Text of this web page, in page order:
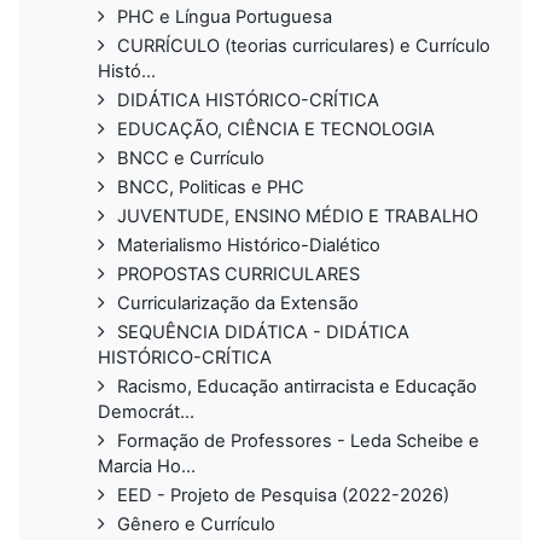
PHC e Língua Portuguesa
CURRÍCULO (teorias curriculares) e Currículo
Histó...
DIDÁTICA HISTÓRICO-CRÍTICA
EDUCAÇÃO, CIÊNCIA E TECNOLOGIA
BNCC e Currículo
BNCC, Politicas e PHC
JUVENTUDE, ENSINO MÉDIO E TRABALHO
Materialismo Histórico-Dialético
PROPOSTAS CURRICULARES
Curricularização da Extensão
SEQUÊNCIA DIDÁTICA - DIDÁTICA
HISTÓRICO-CRÍTICA
Racismo, Educação antirracista e Educação
Democrát...
Formação de Professores - Leda Scheibe e
Marcia Ho...
EED - Projeto de Pesquisa (2022-2026)
Gênero e Currículo